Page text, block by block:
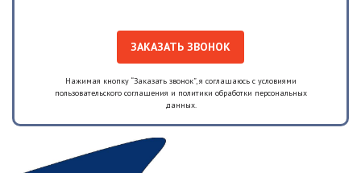
Нажимая кнопку “Заказать звонок”, я соглашаюсь с условиями
пользовательского соглашения и политики обработки персональных
данных.